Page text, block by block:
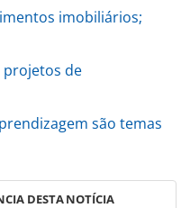
imobiliários;
projetos de
são temas
DESTA NOTÍCIA